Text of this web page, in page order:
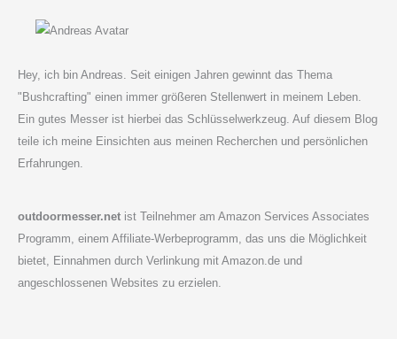
Hey, ich bin Andreas. Seit einigen Jahren gewinnt das Thema
"Bushcrafting" einen immer größeren Stellenwert in meinem Leben.
Ein gutes Messer ist hierbei das Schlüsselwerkzeug. Auf diesem Blog
teile ich meine Einsichten aus meinen Recherchen und persönlichen
Erfahrungen.
outdoormesser.netist Teilnehmer am Amazon Services Associates
Programm, einem Affiliate-Werbeprogramm, das uns die Möglichkeit
bietet, Einnahmen durch Verlinkung mit Amazon.de und
angeschlossenen Websites zu erzielen.